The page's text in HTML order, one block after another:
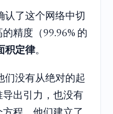
认了这个网络中切
的精度（99.96% 的
积定律。
们没有从绝对的起
导出引力，也没有